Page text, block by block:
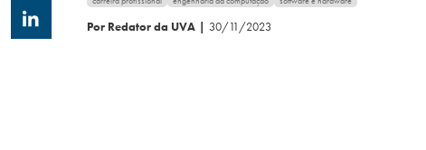
Por Redator da UVA | 30/11/2023